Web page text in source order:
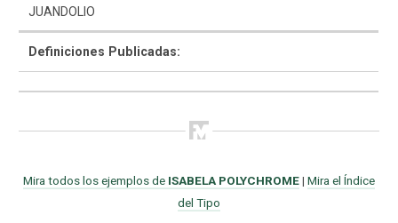
Glosario
JUANDOLIO
Definiciones Publicadas:
Mira todos los ejemplos de ISABELA POLYCHROME| Mira el Índice
del Tipo